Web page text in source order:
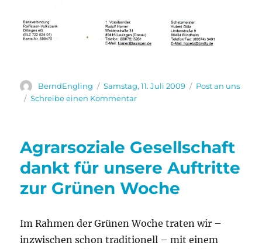
Autor
BerndEngling
Veröffentlicht
am
Samstag, 11. Juli 2009 Kategorien
Post an uns
Schreibe einen Kommentarzu
für
Agrarsoziale Gesellschaft
dankt für unsere Auftritte
zur Grünen Woche
Im Rahmen der Grünen Woche traten wir –
inzwischen schon traditionell – mit einem